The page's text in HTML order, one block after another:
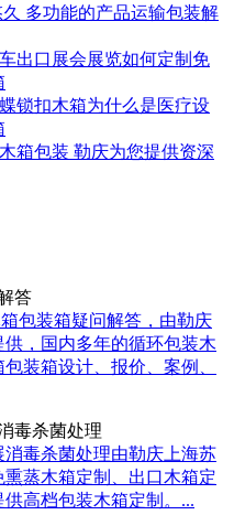
多功能的产品运输包装解
出口展会展览如何定制免
锁扣木箱为什么是医疗设
箱包装 勒庆为您提供资深
答
包装箱疑问解答，由勒庆
供，国内多年的循环包装木
装箱设计、报价、案例、
毒杀菌处理
毒杀菌处理由勒庆上海苏
蒸木箱定制、出口木箱定
高档包装木箱定制。...